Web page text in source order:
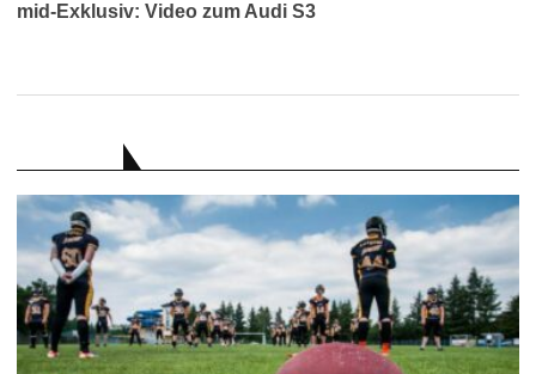
mid-Exklusiv: Video zum Audi S3